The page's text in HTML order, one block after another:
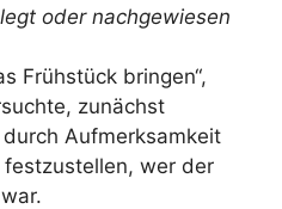
oder nachgewiesen
Frühstück bringen“,
zunächst
Aufmerksamkeit
wer der